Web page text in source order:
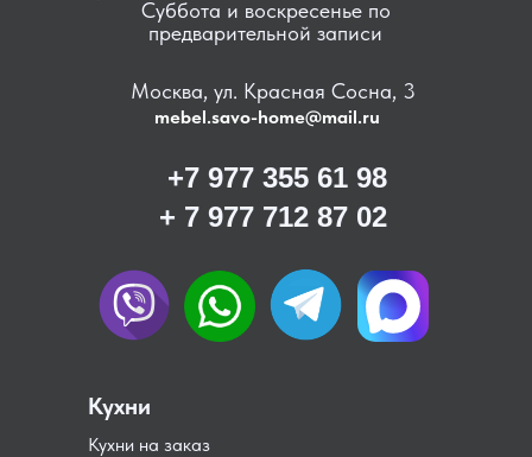
+ 7 977 712 87 02
Суббота и воскресенье по
предварительной записи
Москва, ул. Красная Сосна, 3
+7 977 355 61 98
Кухни на заказ
Кухни
mebel.savo-home@mail.ru